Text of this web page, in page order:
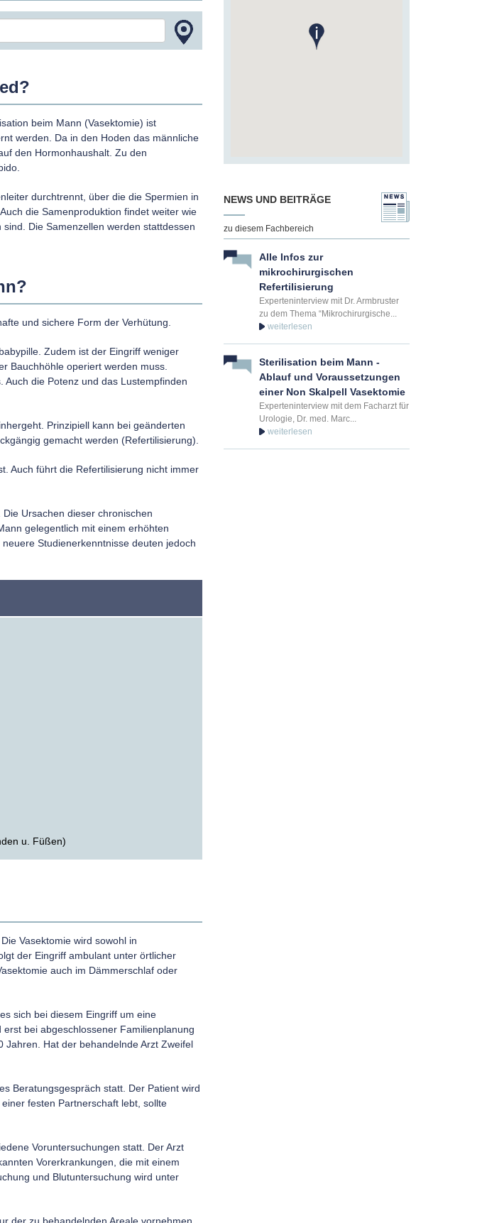
beim Mann (Vasektomie) ist
werden. Da in den Hoden das männliche
den Hormonhaushalt. Zu den
durchtrennt, über die die Spermien in
die Samenproduktion findet weiter wie
Die Samenzellen werden stattdessen
und sichere Form der Verhütung.
Zudem ist der Eingriff weniger
Bauchhöhle operiert werden muss.
die Potenz und das Lustempfinden
Prinzipiell kann bei geänderten
gemacht werden (Refertilisierung).
Auch führt die Refertilisierung nicht immer
Ursachen dieser chronischen
gelegentlich mit einem erhöhten
Studienerkenntnisse deuten jedoch
u. Füßen)
Vasektomie wird sowohl in
der Eingriff ambulant unter örtlicher
auch im Dämmerschlaf oder
sich bei diesem Eingriff um eine
bei abgeschlossener Familienplanung
Hat der behandelnde Arzt Zweifel
Beratungsgespräch statt. Der Patient wird
festen Partnerschaft lebt, sollte
Voruntersuchungen statt. Der Arzt
Vorerkrankungen, die mit einem
und Blutuntersuchung wird unter
NEWS UND BEITRÄGE
zu diesem Fachbereich
Alle Infos zur
mikrochirurgischen
Refertilisierung
Experteninterview mit Dr. Armbruster
zu dem Thema “Mikrochirurgische...
Sterilisation beim Mann -
Ablauf und Voraussetzungen
einer Non Skalpell Vasektomie
Experteninterview mit dem Facharzt für
Urologie, Dr. med. Marc...